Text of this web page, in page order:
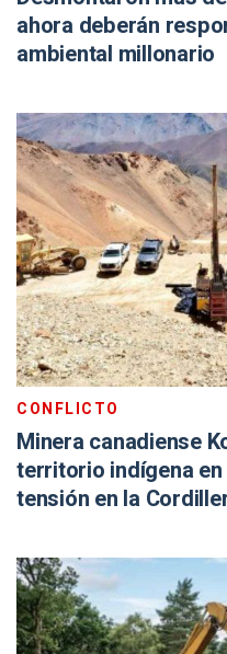
ahora deberán
ambiental millonario
CONFLICTO
Minera canadiense
territorio indígena
tensión en la